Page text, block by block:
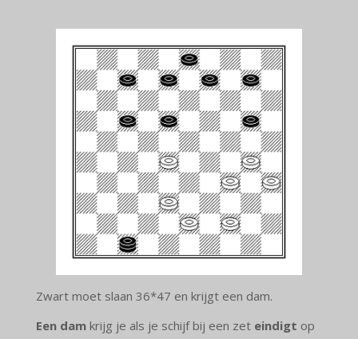
Zwart moet slaan 36*47 en krijgt een dam.
Een damkrijg je als je schijf bij een zet eindigt op